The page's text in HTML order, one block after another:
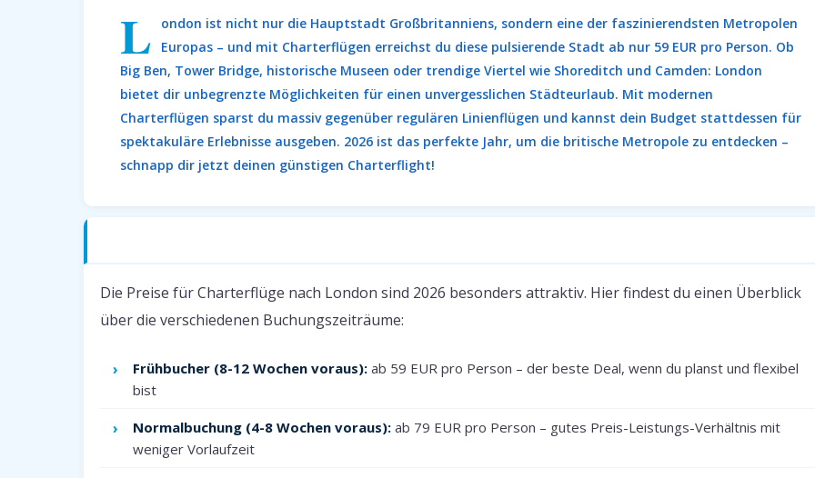
L
ondon ist nicht nur die Hauptstadt Großbritanniens, sondern eine der faszinierendsten Metropolen
Europas – und mit Charterflügen erreichst du diese pulsierende Stadt ab nur 59 EUR pro Person. Ob
Big Ben, Tower Bridge, historische Museen oder trendige Viertel wie Shoreditch und Camden: London
bietet dir unbegrenzte Möglichkeiten für einen unvergesslichen Städteurlaub. Mit modernen
Charterflügen sparst du massiv gegenüber regulären Linienflügen und kannst dein Budget stattdessen für
spektakuläre Erlebnisse ausgeben. 2026 ist das perfekte Jahr, um die britische Metropole zu entdecken –
schnapp dir jetzt deinen günstigen Charterflight!
Die Preise für Charterflüge nach London sind 2026 besonders attraktiv. Hier findest du einen Überblick
über die verschiedenen Buchungszeiträume:
Frühbucher (8-12 Wochen voraus): ab 59 EUR pro Person – der beste Deal, wenn du planst und flexibel
bist
Normalbuchung (4-8 Wochen voraus): ab 79 EUR pro Person – gutes Preis-Leistungs-Verhältnis mit
weniger Vorlaufzeit